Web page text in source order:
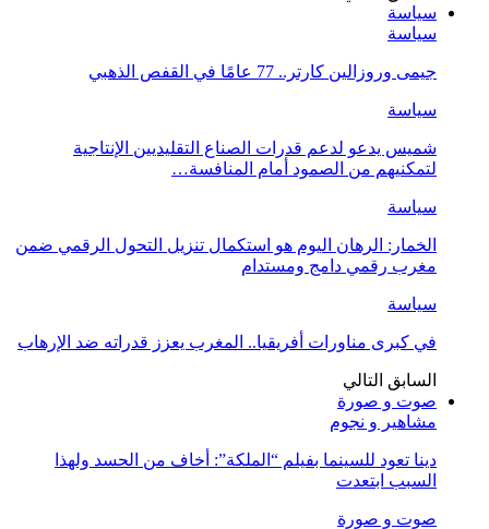
سياسة
سياسة
جيمى وروزالين كارتر.. 77 عامًا في القفص الذهبي
سياسة
شميس يدعو لدعم قدرات الصناع التقليديين الإنتاجية
لتمكنيهم من الصمود أمام المنافسة…
سياسة
الخمار: الرهان اليوم هو استكمال تنزيل التحول الرقمي ضمن
مغرب رقمي دامج ومستدام
سياسة
في كبرى مناورات أفريقيا.. المغرب يعزز قدراته ضد الإرهاب
السابق التالي
صوت و صورة
مشاهير و نجوم
دينا تعود للسينما بفيلم “الملكة”: أخاف من الحسد ولهذا
السبب ابتعدت
صوت و صورة